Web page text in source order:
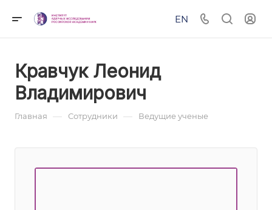
EN
Кравчук Леонид
Владимирович
Главная — Сотрудники — Ведущие ученые